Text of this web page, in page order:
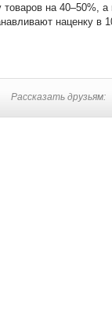
товаров на 40–50%,
наценку в
Рассказать друзьям: